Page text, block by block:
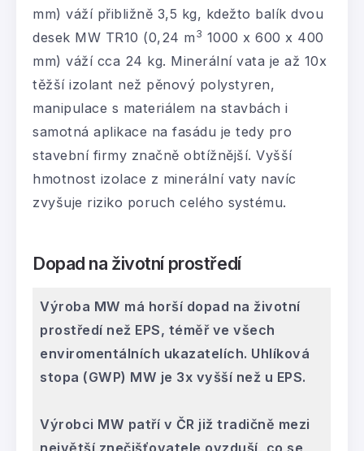
mm) váží přibližně 3,5 kg, kdežto balík dvou
desek MW TR10 (0,24 m 3 1000 x 600 x 400
mm) váží cca 24 kg. Minerální vata je až 10x
těžší izolant než pěnový polystyren,
manipulace s materiálem na stavbách i
samotná aplikace na fasádu je tedy pro
stavební firmy značně obtížnější. Vyšší
hmotnost izolace z minerální vaty navíc
zvyšuje riziko poruch celého systému.
Dopad na životní prostředí
Výroba MW má horší dopad na životní
prostředí než EPS, téměř ve všech
enviromentálních ukazatelích. Uhlíková
stopa (GWP) MW je 3x vyšší než u EPS.
Výrobci MW patří v ČR již tradičně mezi